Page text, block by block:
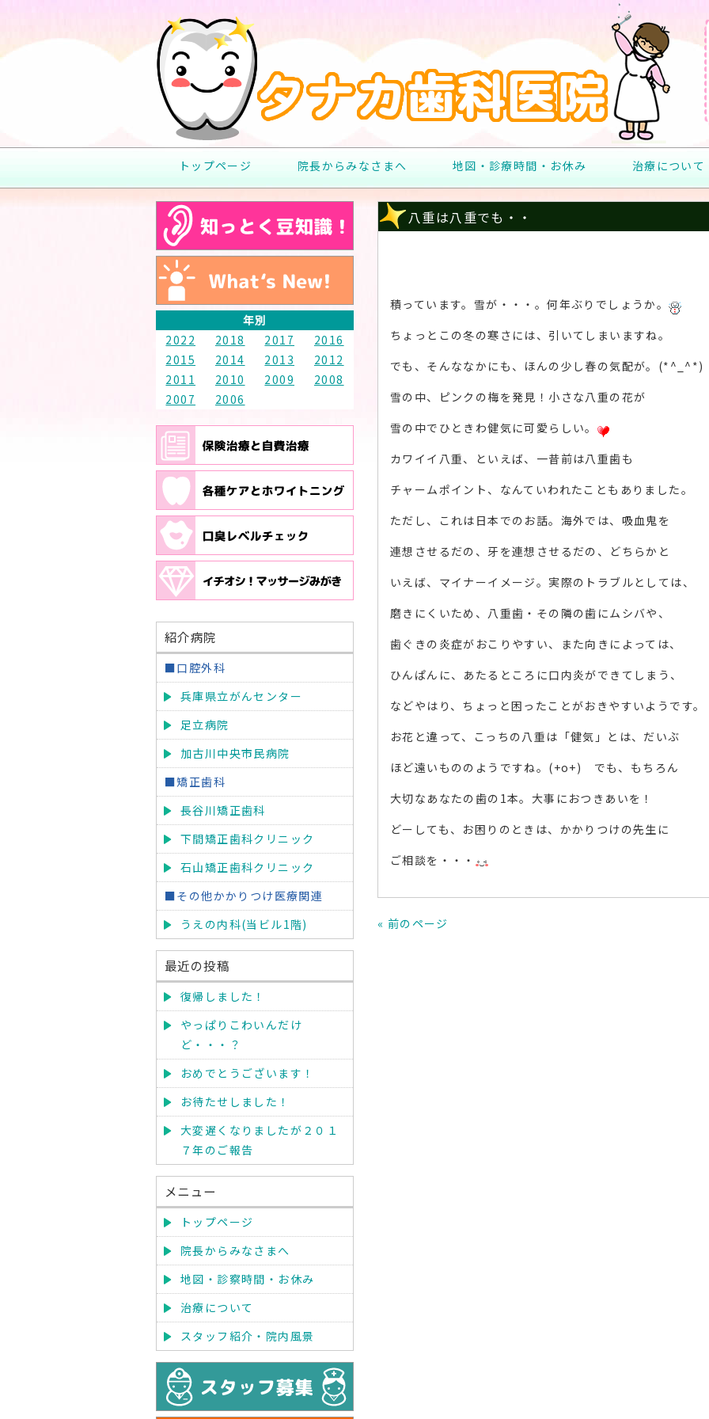
トップページ 院長からみなさまへ 地図・診療時間・お休み 治療について
八重は八重でも・・
積っています。雪が・・・。何年ぶりでしょうか。
ちょっとこの冬の寒さには、引いてしまいますね。
でも、そんななかにも、ほんの少し春の気配が。(*^_^*)
雪の中、ピンクの梅を発見！小さな八重の花が
雪の中でひときわ健気に可愛らしい。
カワイイ八重、といえば、一昔前は八重歯も
チャームポイント、なんていわれたこともありました。
ただし、これは日本でのお話。海外では、吸血鬼を
連想させるだの、牙を連想させるだの、どちらかと
いえば、マイナーイメージ。実際のトラブルとしては、
磨きにくいため、八重歯・その隣の歯にムシバや、
歯ぐきの炎症がおこりやすい、また向きによっては、
ひんぱんに、あたるところに口内炎ができてしまう、
などやはり、ちょっと困ったことがおきやすいようです。
お花と違って、こっちの八重は「健気」とは、だいぶ
ほど遠いもののようですね。(+o+) でも、もちろん
大切なあなたの歯の1本。大事におつきあいを！
どーしても、お困りのときは、かかりつけの先生に
ご相談を・・・
« 前のページ
年別
2022
2018 2017
2016
2015
2014 2013
2012
2011
2010 2009
2008
2007
2006
紹介病院
■口腔外科
兵庫県立がんセンター
足立病院
加古川中央市民病院
■矯正歯科
長谷川矯正歯科
下間矯正歯科クリニック
石山矯正歯科クリニック
■その他かかりつけ医療関連
うえの内科(当ビル1階)
最近の投稿
復帰しました！
やっぱりこわいんだけ
ど・・・？
おめでとうございます！
お待たせしました！
大変遅くなりましたが２０１
７年のご報告
メニュー
トップページ
院長からみなさまへ
地図・診察時間・お休み
治療について
スタッフ紹介・院内風景